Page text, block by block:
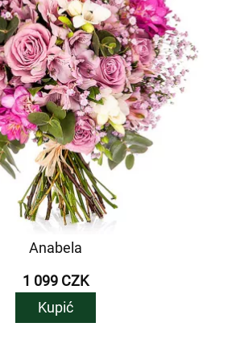
Anabela
1 099 CZK
Kupić